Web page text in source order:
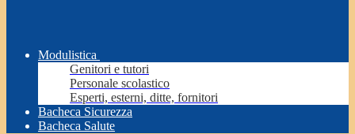
Modulistica
Genitori e tutori
Personale scolastico
Esperti, esterni, ditte, fornitori
Bacheca Sicurezza
Bacheca Salute